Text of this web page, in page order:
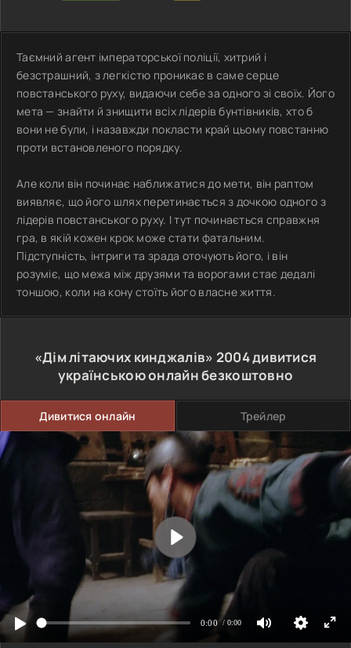
Таємний агент імператорської поліції, хитрий і
безстрашний, з легкістю проникає в саме серце
повстанського руху, видаючи себе за одного зі своїх. Його
мета — знайти й знищити всіх лідерів бунтівників, хто б
вони не були, і назавжди покласти край цьому повстанню
проти встановленого порядку.
Але коли він починає наближатися до мети, він раптом
виявляє, що його шлях перетинається з дочкою одного з
лідерів повстанського руху. І тут починається справжня
гра, в якій кожен крок може стати фатальним.
Підступність, інтриги та зрада оточують його, і він
розуміє, що межа між друзями та ворогами стає дедалі
тоншою, коли на кону стоїть його власне життя.
«Дім літаючих кинджалів» 2004дивитися
українською онлайн безкоштовно
Дивитися онлайн Трейлер